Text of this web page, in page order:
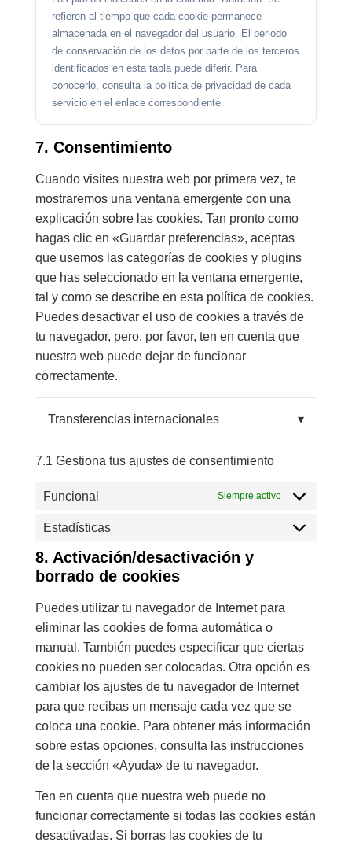
refieren al tiempo que cada cookie permanece
almacenada en el navegador del usuario. El periodo
de conservación de los datos por parte de los terceros
identificados en esta tabla puede diferir. Para
conocerlo, consulta la política de privacidad de cada
servicio en el enlace correspondiente.
7. Consentimiento
Cuando visites nuestra web por primera vez, te
mostraremos una ventana emergente con una
explicación sobre las cookies. Tan pronto como
hagas clic en «Guardar preferencias», aceptas
que usemos las categorías de cookies y plugins
que has seleccionado en la ventana emergente,
tal y como se describe en esta política de cookies.
Puedes desactivar el uso de cookies a través de
tu navegador, pero, por favor, ten en cuenta que
nuestra web puede dejar de funcionar
correctamente.
Transferencias internacionales ▾
7.1 Gestiona tus ajustes de consentimiento
Funcional Siempre activo
Estadísticas
8. Activación/desactivación y
borrado de cookies
Puedes utilizar tu navegador de Internet para
eliminar las cookies de forma automática o
manual. También puedes especificar que ciertas
cookies no pueden ser colocadas. Otra opción es
cambiar los ajustes de tu navegador de Internet
para que recibas un mensaje cada vez que se
coloca una cookie. Para obtener más información
sobre estas opciones, consulta las instrucciones
de la sección «Ayuda» de tu navegador.
Ten en cuenta que nuestra web puede no
funcionar correctamente si todas las cookies están
desactivadas. Si borras las cookies de tu